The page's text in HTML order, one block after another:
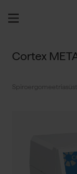
sisältöön
Cortex